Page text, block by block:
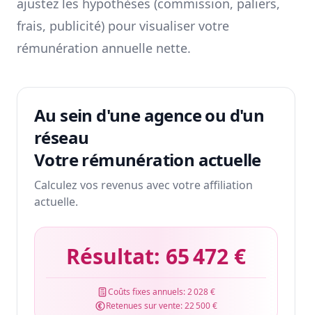
ajustez les hypothèses (commission, paliers,
frais, publicité) pour visualiser votre
rémunération annuelle nette.
Au sein d'une agence ou d'un
réseau
Votre rémunération actuelle
Calculez vos revenus avec votre affiliation
actuelle.
Résultat: 65 472 €
Coûts fixes annuels:2 028 €
Retenues sur vente:22 500 €